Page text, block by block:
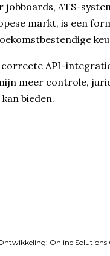
jobboards, ATS-
markt, is een
correcte API-
meer controle,
bieden.
Online